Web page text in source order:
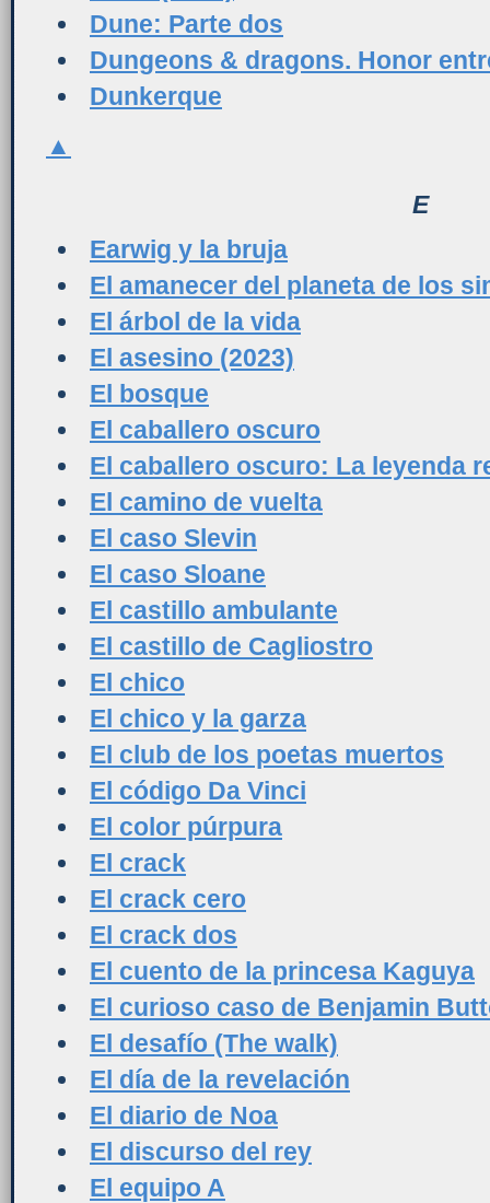
Dune: Parte dos
Dungeons & dragons. Honor
Dunkerque
▲
E
Earwig y la bruja
El amanecer del planeta de los
El árbol de la vida
El asesino (2023)
El bosque
El caballero oscuro
El caballero oscuro: La leyenda
El camino de vuelta
El caso Slevin
El caso Sloane
El castillo ambulante
El castillo de Cagliostro
El chico
El chico y la garza
El club de los poetas muertos
El código Da Vinci
El color púrpura
El crack
El crack cero
El crack dos
El cuento de la princesa Kaguya
El curioso caso de Benjamin
El desafío (The walk)
El día de la revelación
El diario de Noa
El discurso del rey
El equipo A